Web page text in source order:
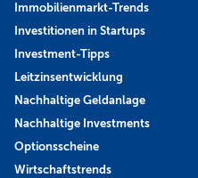
Immobilienmarkt-Trends
Investitionen in Startups
Investment-Tipps
Leitzinsentwicklung
Nachhaltige Geldanlage
Nachhaltige Investments
Optionsscheine
Wirtschaftstrends